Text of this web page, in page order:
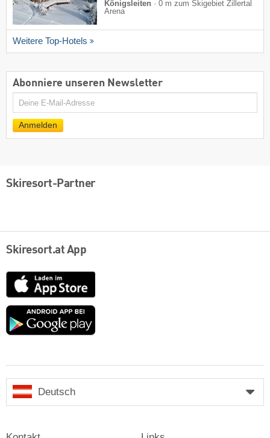
Königsleiten · 0 m zum Skigebiet Zillertal
Arena
Weitere Top-Hotels
Abonniere unseren Newsletter
E-
Anmelden
Skiresort-Partner
Skiresort.at App
App
Store
Google
Deutsch